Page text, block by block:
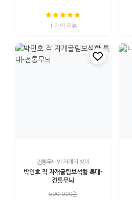
1 개의 리뷰
전통무늬와 자개의 빛이
박인호 작 자개굴림보석함 특대-
전통무늬
600,000원